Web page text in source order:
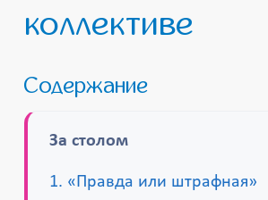
коллективе
Содержание
За столом
1. «Правда или штрафная»